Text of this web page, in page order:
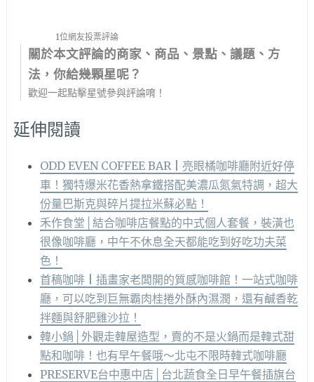
1位網友投票評論
關於本文評論的商家、商品、景點、議題、方
法，你給幾顆星呢？
歡迎一起點擊星號參與評論唷！
延伸閱讀
ODD EVEN COFFEE BAR | 亮眼橘咖啡廳附近好停
車！獨特爆米花香熱拿鐵搭配美濃瓜氮氣特調，超大
份量巴斯克與碎片提拉米蘇必點！
禾作食堂│結合咖啡店餐點的中式個人套餐，裝潢也
很像咖啡廳，中午不休息全天都能吃到好吃功夫菜
色！
首稿咖啡 | 插畫家老闆開的質感咖啡館！一站式咖啡
廳，可以吃到巨無霸肉桂捲外酥內濕潤，還有鹹香乾
拌麵與舒肥雞沙拉！
韓小鍋│外觀走韓屋造型，賣的不是火鍋而是韓式甜
點和咖啡！也有早午餐哦～北屯不限時韓式咖啡廳
PRESERVE台中惠中店│台北蔬食全日早午餐插旗台